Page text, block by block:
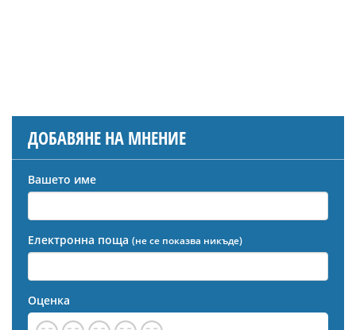
ДОБАВЯНЕ НА МНЕНИЕ
Вашето име
Електронна поща (не се показва никъде)
Оценка